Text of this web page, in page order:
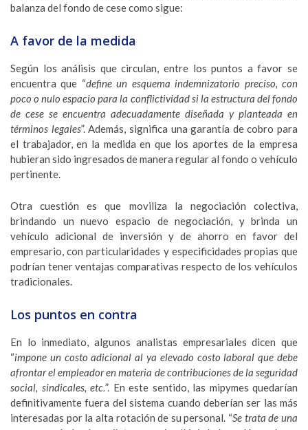
balanza del fondo de cese como sigue:
A favor de la medida
Según los análisis que circulan, entre los puntos a favor se
encuentra que “define un esquema indemnizatorio preciso, con
poco o nulo espacio para la conflictividad si la estructura del fondo
de cese se encuentra adecuadamente diseñada y planteada en
términos legales”. Además, significa una garantía de cobro para
el trabajador, en la medida en que los aportes de la empresa
hubieran sido ingresados de manera regular al fondo o vehículo
pertinente.
Otra cuestión es que moviliza la negociación colectiva,
brindando un nuevo espacio de negociación, y brinda un
vehículo adicional de inversión y de ahorro en favor del
empresario, con particularidades y especificidades propias que
podrían tener ventajas comparativas respecto de los vehículos
tradicionales.
Los puntos en contra
En lo inmediato, algunos analistas empresariales dicen que
“impone un costo adicional al ya elevado costo laboral que debe
afrontar el empleador en materia de contribuciones de la seguridad
social, sindicales, etc.”. En este sentido, las mipymes quedarían
definitivamente fuera del sistema cuando deberían ser las más
interesadas por la alta rotación de su personal. “Se trata de una